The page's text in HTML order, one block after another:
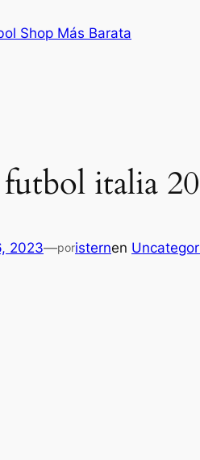
Shop Más Barata
futbol italia
2023—poristernen